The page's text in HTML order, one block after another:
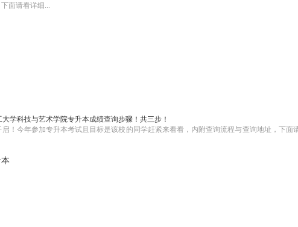
面请看详细...
大学科技与艺术学院专升本成绩查询步骤！共三步！
！今年参加专升本考试且目标是该校的同学赶紧来看看，内附查询流程与查询地址，下面